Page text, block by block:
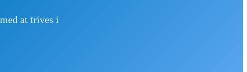
at trives i